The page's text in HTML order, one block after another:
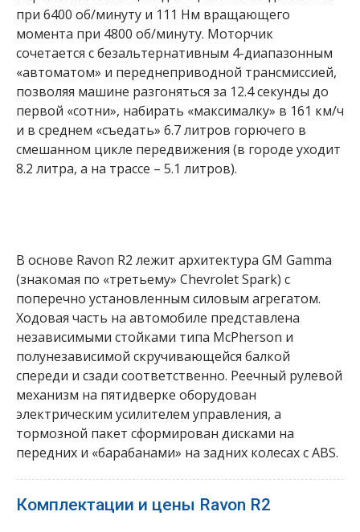
при 6400 об/минуту и 111 Нм вращающего
момента при 4800 об/минуту. Моторчик
сочетается с безальтернативным 4-диапазонным
«автоматом» и переднеприводной трансмиссией,
позволяя машине разгоняться за 12.4 секунды до
первой «сотни», набирать «максималку» в 161 км/ч
и в среднем «съедать» 6.7 литров горючего в
смешанном цикле передвижения (в городе уходит
8.2 литра, а на трассе – 5.1 литров).
В основе Ravon R2 лежит архитектура GM Gamma
(знакомая по «третьему» Chevrolet Spark) с
поперечно установленным силовым агрегатом.
Ходовая часть на автомобиле представлена
независимыми стойками типа McPherson и
полунезависимой скручивающейся балкой
спереди и сзади соответственно. Реечный рулевой
механизм на пятидверке оборудован
электрическим усилителем управления, а
тормозной пакет сформирован дисками на
передних и «барабанами» на задних колесах с ABS.
Комплектации и цены Ravon R2